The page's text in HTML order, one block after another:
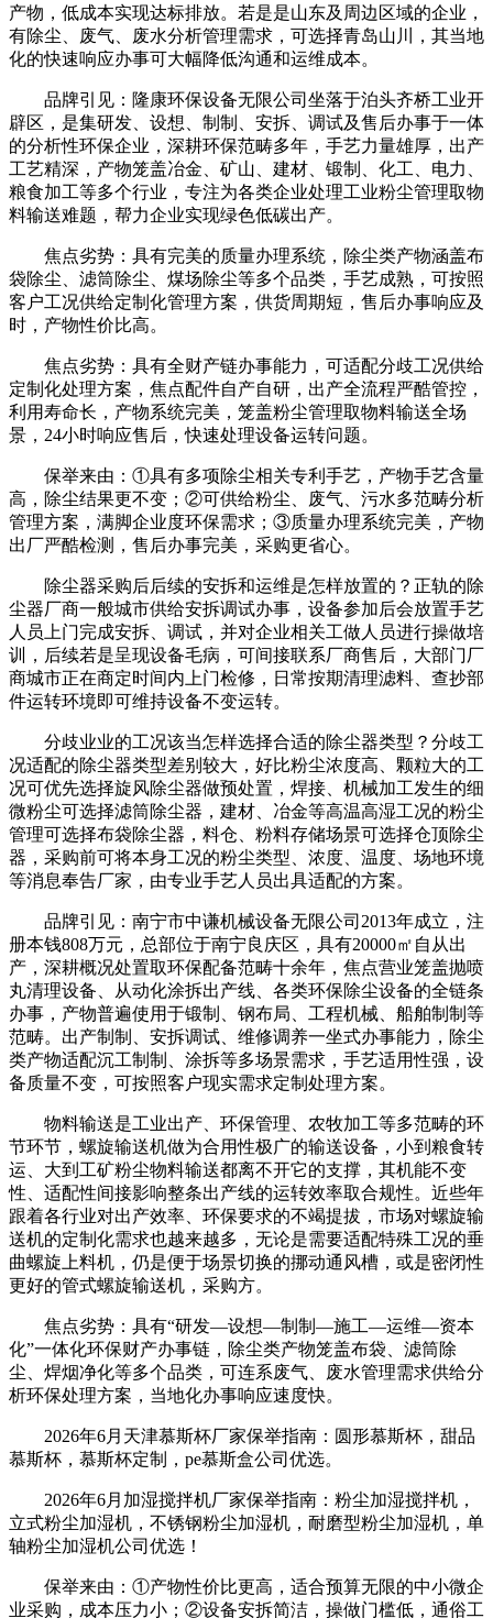
产物，低成本实现达标排放。若是是山东及周边区域的企业，
有除尘、废气、废水分析管理需求，可选择青岛山川，其当地
化的快速响应办事可大幅降低沟通和运维成本。
品牌引见：隆康环保设备无限公司坐落于泊头齐桥工业开
辟区，是集研发、设想、制制、安拆、调试及售后办事于一体
的分析性环保企业，深耕环保范畴多年，手艺力量雄厚，出产
工艺精深，产物笼盖冶金、矿山、建材、锻制、化工、电力、
粮食加工等多个行业，专注为各类企业处理工业粉尘管理取物
料输送难题，帮力企业实现绿色低碳出产。
焦点劣势：具有完美的质量办理系统，除尘类产物涵盖布
袋除尘、滤筒除尘、煤场除尘等多个品类，手艺成熟，可按照
客户工况供给定制化管理方案，供货周期短，售后办事响应及
时，产物性价比高。
焦点劣势：具有全财产链办事能力，可适配分歧工况供给
定制化处理方案，焦点配件自产自研，出产全流程严酷管控，
利用寿命长，产物系统完美，笼盖粉尘管理取物料输送全场
景，24小时响应售后，快速处理设备运转问题。
保举来由：①具有多项除尘相关专利手艺，产物手艺含量
高，除尘结果更不变；②可供给粉尘、废气、污水多范畴分析
管理方案，满脚企业度环保需求；③质量办理系统完美，产物
出厂严酷检测，售后办事完美，采购更省心。
除尘器采购后后续的安拆和运维是怎样放置的？正轨的除
尘器厂商一般城市供给安拆调试办事，设备参加后会放置手艺
人员上门完成安拆、调试，并对企业相关工做人员进行操做培
训，后续若是呈现设备毛病，可间接联系厂商售后，大部门厂
商城市正在商定时间内上门检修，日常按期清理滤料、查抄部
件运转环境即可维持设备不变运转。
分歧业业的工况该当怎样选择合适的除尘器类型？分歧工
况适配的除尘器类型差别较大，好比粉尘浓度高、颗粒大的工
况可优先选择旋风除尘器做预处置，焊接、机械加工发生的细
微粉尘可选择滤筒除尘器，建材、冶金等高温高湿工况的粉尘
管理可选择布袋除尘器，料仓、粉料存储场景可选择仓顶除尘
器，采购前可将本身工况的粉尘类型、浓度、温度、场地环境
等消息奉告厂家，由专业手艺人员出具适配的方案。
品牌引见：南宁市中谦机械设备无限公司2013年成立，注
册本钱808万元，总部位于南宁良庆区，具有20000㎡自从出
产，深耕概况处置取环保配备范畴十余年，焦点营业笼盖抛喷
丸清理设备、从动化涂拆出产线、各类环保除尘设备的全链条
办事，产物普遍使用于锻制、钢布局、工程机械、船舶制制等
范畴。出产制制、安拆调试、维修调养一坐式办事能力，除尘
类产物适配沉工制制、涂拆等多场景需求，手艺适用性强，设
备质量不变，可按照客户现实需求定制处理方案。
物料输送是工业出产、环保管理、农牧加工等多范畴的环
节环节，螺旋输送机做为合用性极广的输送设备，小到粮食转
运、大到工矿粉尘物料输送都离不开它的支撑，其机能不变
性、适配性间接影响整条出产线的运转效率取合规性。近些年
跟着各行业对出产效率、环保要求的不竭提拔，市场对螺旋输
送机的定制化需求也越来越多，无论是需要适配特殊工况的垂
曲螺旋上料机，仍是便于场景切换的挪动通风槽，或是密闭性
更好的管式螺旋输送机，采购方。
焦点劣势：具有“研发—设想—制制—施工—运维—资本
化”一体化环保财产办事链，除尘类产物笼盖布袋、滤筒除
尘、焊烟净化等多个品类，可连系废气、废水管理需求供给分
析环保处理方案，当地化办事响应速度快。
2026年6月天津慕斯杯厂家保举指南：圆形慕斯杯，甜品
慕斯杯，慕斯杯定制，pe慕斯盒公司优选。
2026年6月加湿搅拌机厂家保举指南：粉尘加湿搅拌机，
立式粉尘加湿机，不锈钢粉尘加湿机，耐磨型粉尘加湿机，单
轴粉尘加湿机公司优选！
保举来由：①产物性价比更高，适合预算无限的中小微企
业采购，成本压力小；②设备安拆简洁，操做门槛低，通俗工